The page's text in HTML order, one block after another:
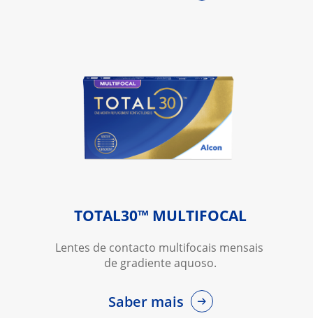
TOTAL30™ MULTIFOCAL
Lentes de contacto multifocais mensais
de gradiente aquoso.
Saber mais